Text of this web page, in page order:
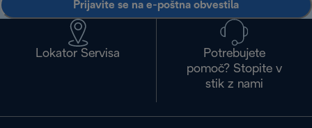
Prijavite se na e-poštna obvestila
Lokator Servisa
Potrebujete
pomoč? Stopite v
stik z nami